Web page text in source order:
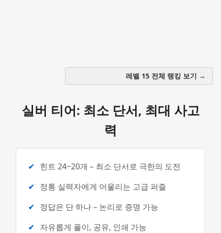
레벨 15 전체 랭킹 보기 →
실버 티어: 최소 단서, 최대 사고
력
힌트 24~20개 – 최소 단서로 극한의 도전
정통 실력자에게 어울리는 고급 퍼즐
정답은 단 하나 – 논리로 증명 가능
자유롭게 풀이, 공유, 인쇄 가능